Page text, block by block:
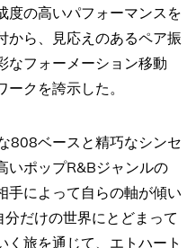
度の高いパフォーマンスを
から、見応えのあるペア振
なフォーメーション移動
クを誇示した。
808ベースと精巧なシンセ
いポップR&Bジャンルの
手によって自らの軸が傾い
だけの世界にとどまって
く旅を通じて、エトハート